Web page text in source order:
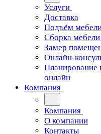
Услуги
Доставка
Подъём
Сборка мебели
Замер
Онлайн-
Планирование
онлайн
Компания
Компания
О компании
Контакты